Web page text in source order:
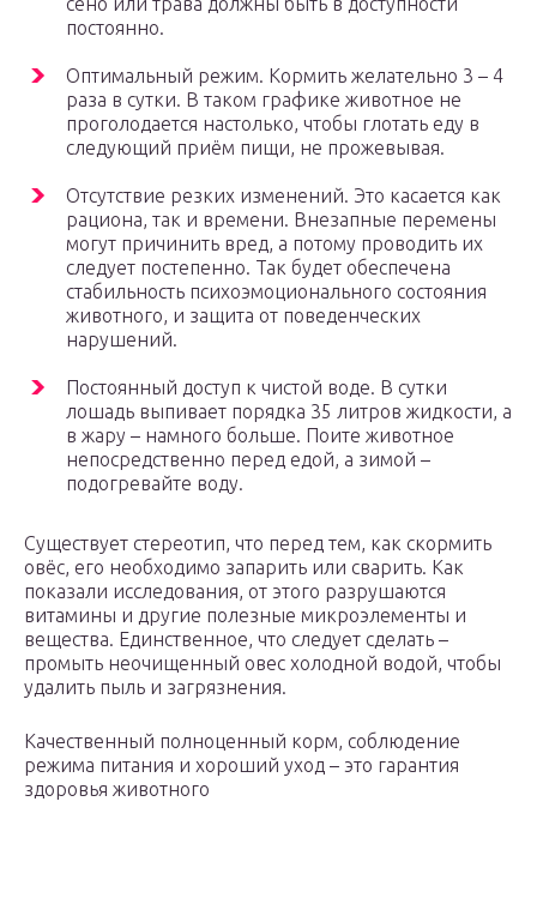
постоянно.
Оптимальный режим. Кормить желательно 3 – 4
раза в сутки. В таком графике животное не
проголодается настолько, чтобы глотать еду в
следующий приём пищи, не прожевывая.
Отсутствие резких изменений. Это касается как
рациона, так и времени. Внезапные перемены
могут причинить вред, а потому проводить их
следует постепенно. Так будет обеспечена
стабильность психоэмоционального состояния
животного, и защита от поведенческих
нарушений.
Постоянный доступ к чистой воде. В сутки
лошадь выпивает порядка 35 литров жидкости, а
в жару – намного больше. Поите животное
непосредственно перед едой, а зимой –
подогревайте воду.
Существует стереотип, что перед тем, как скормить
овёс, его необходимо запарить или сварить. Как
показали исследования, от этого разрушаются
витамины и другие полезные микроэлементы и
вещества. Единственное, что следует сделать –
промыть неочищенный овес холодной водой, чтобы
удалить пыль и загрязнения.
Качественный полноценный корм, соблюдение
режима питания и хороший уход – это гарантия
здоровья животного